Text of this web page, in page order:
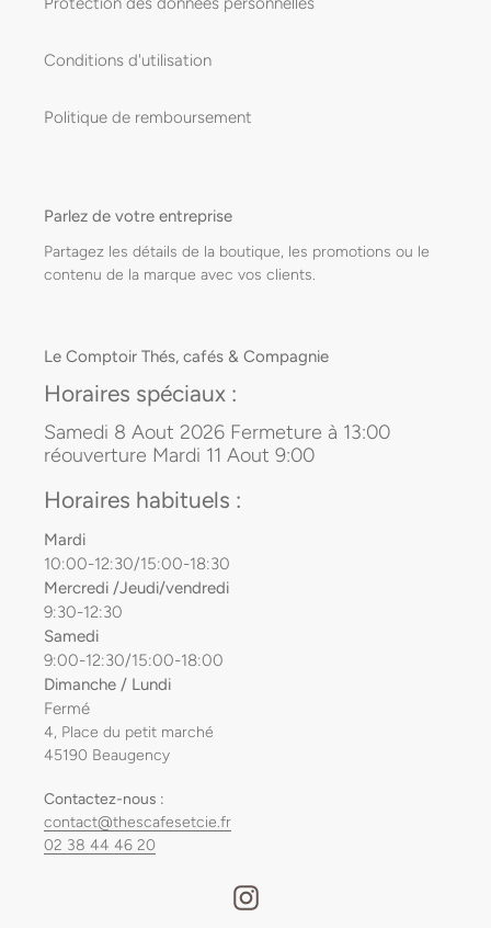
Conditions d'utilisation
Politique de remboursement
Parlez de votre entreprise
Partagez les détails de la boutique, les promotions ou le
contenu de la marque avec vos clients.
Le Comptoir Thés, cafés & Compagnie
Horaires spéciaux :
Samedi 8 Aout 2026 Fermeture à 13:00
réouverture Mardi 11 Aout 9:00
Horaires habituels :
Mardi
10:00-12:30/15:00-18:30
Mercredi /Jeudi/vendredi
9:30-12:30
Samedi
9:00-12:30/15:00-18:00
Dimanche / Lundi
Fermé
4, Place du petit marché
45190 Beaugency
Contactez-nous :
contact@thescafesetcie.fr
02 38 44 46 20
Instagram